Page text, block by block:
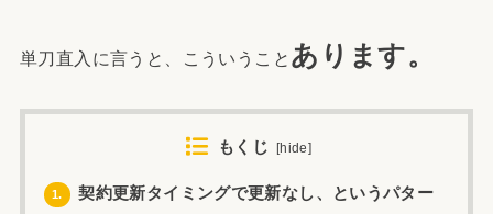
単刀直入に言うと、こういうこと あります。
もくじ [hide]
1.
契約更新タイミングで更新なし、というパター